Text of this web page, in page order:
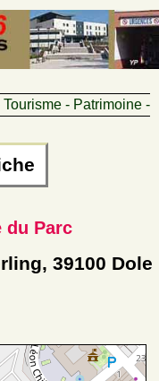
- Patrimoine -
du Parc
39100 Dole